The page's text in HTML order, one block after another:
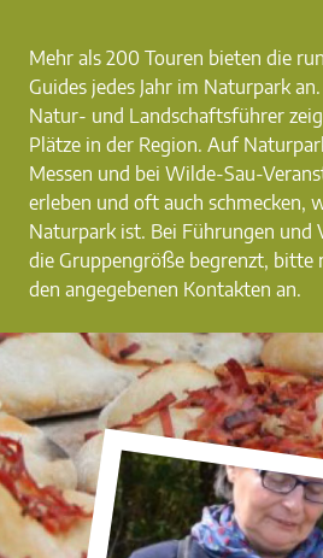
Mehr als 200 Touren bieten die
Guides jedes Jahr im Naturpark
Natur- und Landschaftsführer
Plätze in der Region. Auf
Messen und bei Wilde-Sau-
erleben und oft auch schmecken,
Naturpark ist. Bei Führungen und
die Gruppengröße begrenzt, bitte
den angegebenen Kontakten an.